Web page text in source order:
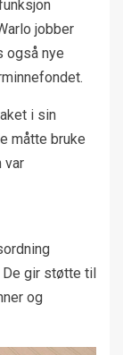
jobber
også nye
i sin
måtte bruke
var
De gir støtte til
og